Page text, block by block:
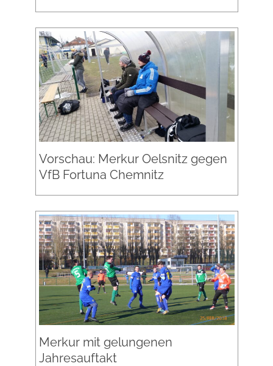
Vorschau: Merkur Oelsnitz gegen
VfB Fortuna Chemnitz
Merkur mit gelungenen
Jahresauftakt